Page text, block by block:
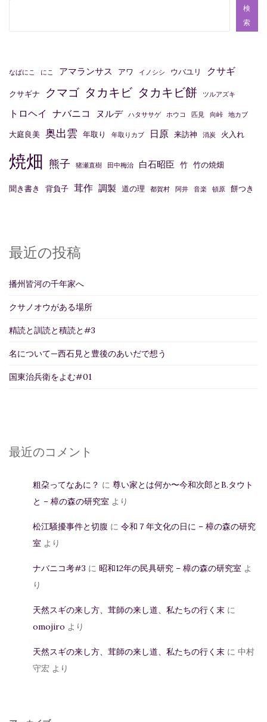
検
索
なばにこ にこ アマランサス アワ イノシシ ウバユリ クサギ
クサギナ クマゴ タカキビ タカキビ餅 ツルアズキ
トロヘイ ナバニコ ヌルデ ハタササゲ ホウコ 匹見 向峠 地カブ
大庭良美 奥出雲 年取り 年取りカブ 日原 来訪神 消炭 火入れ
焼畑 熊子 猪瀬直樹 田中梅治 白石昭臣 竹 竹の焼畑
聞き書き 背負子 茸作 調製 道の理 都賀村 阿井 音楽 頓原 餅つき
最近の投稿
播州皆河の千年家へ
クサノオウがある場所
精読と訓読と積読と#3
名について—西石見と豊後のあいだで想う
国東治兵衛をよむ#01
最近のコメント
粗朶ってなあに？ に 尊い家とは何か〜今和次郎とB.タウト
と – 樟の森の研究室 より
松江騒擾事件と切腹 に 令和７年文化の日に – 樟の森の研究
室 より
ナバニコ考#3 に 昭和12年の民具研究 – 樟の森の研究室 よ
り
天然スギの来し方、茸師の来し道、私たちの行く末 に
omojiro より
天然スギの来し方、茸師の来し道、私たちの行く末 に 中村
守宏 より